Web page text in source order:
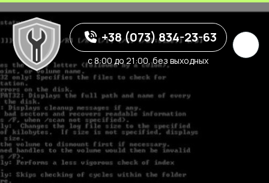
+38 (073) 834-23-63
с 8:00 до 21:00, без выходных